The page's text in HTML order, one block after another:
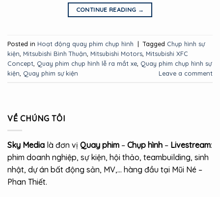
CONTINUE READING →
Posted in Hoạt động quay phim chụp hình | Tagged Chụp hình sự
kiện Mitsubishi Bình Thuận Mitsubishi Motors Mitsubishi XFC
Concept Quay phim chụp hình lễ ra mắt xe Quay phim chụp hình sự
kiện Quay phim sự kiện Leave a comment
VỀ CHÚNG TÔI
Sky Media là đơn vị Quay phim – Chụp hình – Livestream:
phim doanh nghiệp, sự kiện, hội thảo, teambuilding, sinh
nhật, dự án bất động sản, MV,… hàng đầu tại Mũi Né –
Phan Thiết.